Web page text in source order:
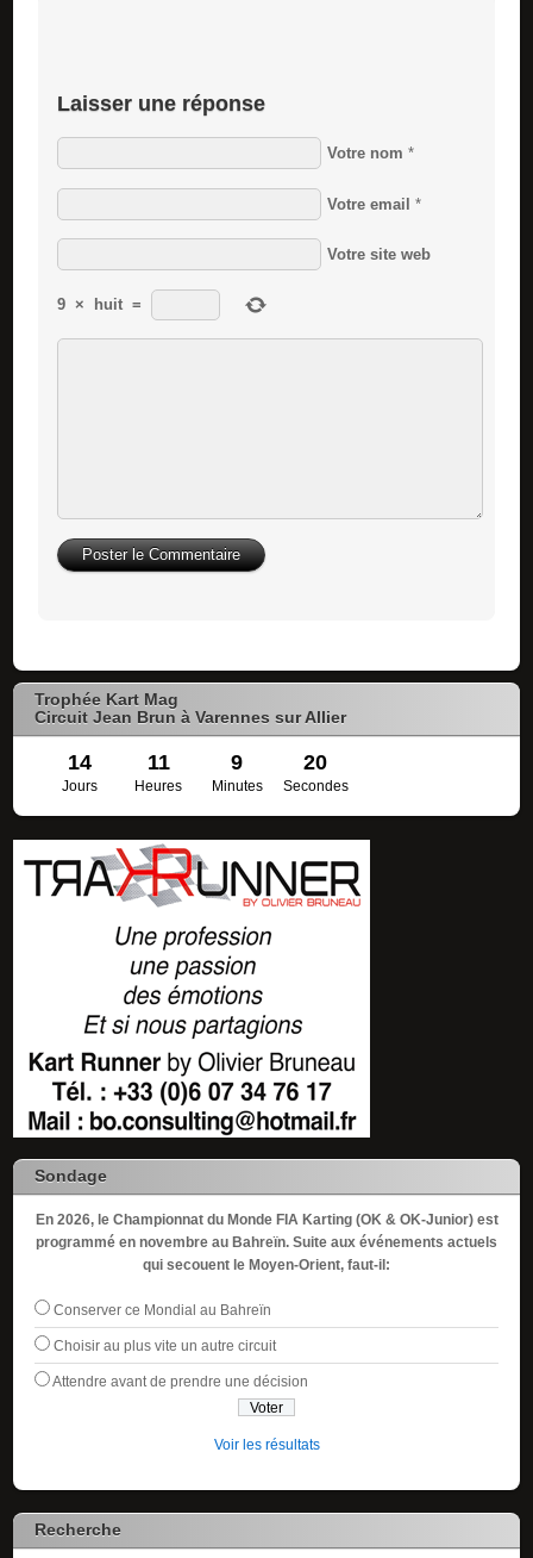
Laisser une réponse
Votre nom *
Votre email *
Votre site web
9 × huit =
Trophée Kart Mag
Circuit Jean Brun à Varennes sur Allier
14 11 9 19
Jours Heures Minutes Secondes
Sondage
En 2026, le Championnat du Monde FIA Karting (OK & OK-Junior) est
programmé en novembre au Bahreïn. Suite aux événements actuels
qui secouent le Moyen-Orient, faut-il:
Conserver ce Mondial au Bahreïn
Choisir au plus vite un autre circuit
Attendre avant de prendre une décision
Voir les résultats
Recherche